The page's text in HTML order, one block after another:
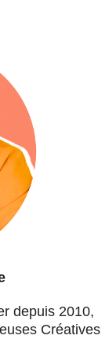
depuis 2010,
Créatives